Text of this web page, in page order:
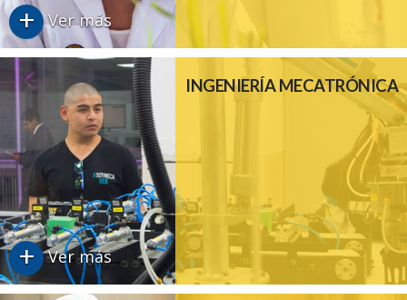
+ Ver más
INGENIERÍA MECATRÓNICA
+ Ver más